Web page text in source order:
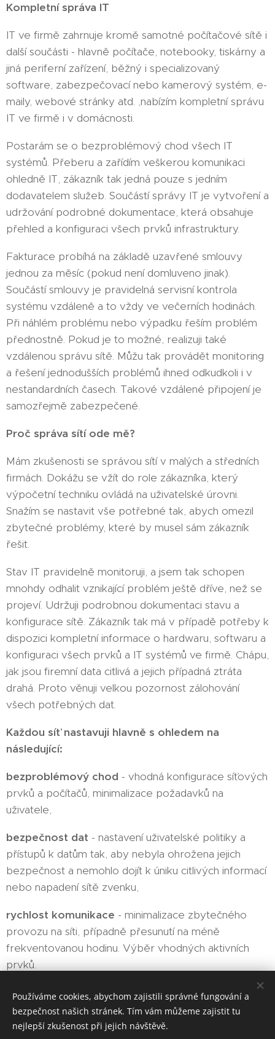
Kompletní správa IT
IT ve firmě zahrnuje kromě samotné počítačové sítě i
další součásti - hlavně počítače, notebooky, tiskárny a
jiná periferní zařízení, běžný i specializovaný
software, zabezpečovací nebo kamerový systém, e-
maily, webové stránky atd. ,nabízím kompletní správu
IT ve firmě i v domácnosti.
Postarám se o bezproblémový chod všech IT
systémů. Přeberu a zařídím veškerou komunikaci
ohledně IT, zákazník tak jedná pouze s jedním
dodavatelem služeb. Součástí správy IT je vytvoření a
udržování podrobné dokumentace, která obsahuje
přehled a konfiguraci všech prvků infrastruktury.
Fakturace probíhá na základě uzavřené smlouvy
jednou za měsíc (pokud není domluveno jinak).
Součástí smlouvy je pravidelná servisní kontrola
systému vzdáleně a to vždy ve večerních hodinách.
Při náhlém problému nebo výpadku řeším problém
přednostně. Pokud je to možné, realizuji také
vzdálenou správu sítě. Můžu tak provádět monitoring
a řešení jednodušších problémů ihned odkudkoli i v
nestandardních časech. Takové vzdálené připojení je
samozřejmě zabezpečené.
Proč správa sítí ode mě?
Mám zkušenosti se správou sítí v malých a středních
firmách. Dokážu se vžít do role zákazníka, který
výpočetní techniku ovládá na uživatelské úrovni.
Snažím se nastavit vše potřebné tak, abych omezil
zbytečné problémy, které by musel sám zákazník
řešit.
Stav IT pravidelně monitoruji, a jsem tak schopen
mnohdy odhalit vznikající problém ještě dříve, než se
projeví. Udržuji podrobnou dokumentaci stavu a
konfigurace sítě. Zákazník tak má v případě potřeby k
dispozici kompletní informace o hardwaru, softwaru a
konfiguraci všech prvků a IT systémů ve firmě. Chápu,
jak jsou firemní data citlivá a jejich případná ztráta
drahá. Proto věnuji velkou pozornost zálohování
všech potřebných dat.
Každou síť nastavuji hlavně s ohledem na
následující:
bezproblémový chod - vhodná konfigurace síťových
prvků a počítačů, minimalizace požadavků na
uživatele,
bezpečnost dat - nastavení uživatelské politiky a
přístupů k datům tak, aby nebyla ohrožena jejich
bezpečnost a nemohlo dojít k úniku citlivých informací
nebo napadení sítě zvenku,
rychlost komunikace - minimalizace zbytečného
provozu na síti, případně přesunutí na méně
frekventovanou hodinu. Výběr vhodných aktivních
prvků.
Ota Procházka, Dvořákova 654, Chotěšov, 332 14, +420 603
Používáme cookies, abychom zajistili správné fungování a
bezpečnost našich stránek. Tím vám můžeme zajistit tu
nejlepší zkušenost při jejich návštěvě.